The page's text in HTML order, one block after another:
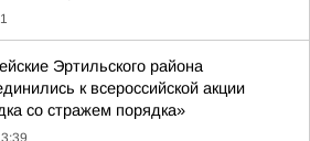
Эртильского района
к всероссийской акции
со стражем порядка»